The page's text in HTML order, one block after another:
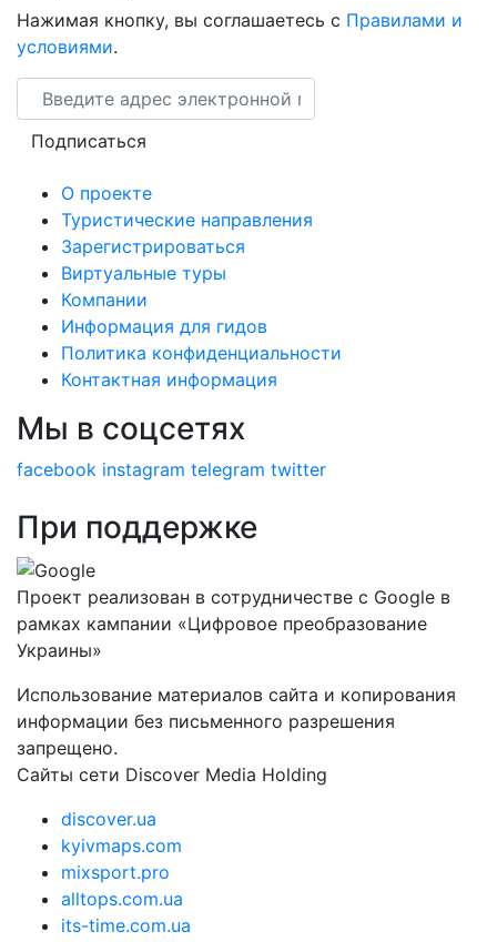
Нажимая кнопку, вы соглашаетесь с Правилами и
условиями.
Email
Подписаться
О проекте
Туристические направления
Зарегистрироваться
Виртуальные туры
Компании
Информация для гидов
Политика конфиденциальности
Контактная информация
Мы в соцсетях
facebook instagram telegram twitter
При поддержке
Проект реализован в сотрудничестве с Google в
рамках кампании «Цифровое преобразование
Украины»
Использование материалов сайта и копирования
информации без письменного разрешения
запрещено.
Сайты сети Discover Media Holding
discover.ua
kyivmaps.com
mixsport.pro
alltops.com.ua
its-time.com.ua